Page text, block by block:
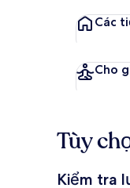
Các
Cho
Tùy
Kiểm tra